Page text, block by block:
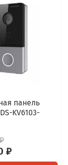
панель
KV6103-
₽